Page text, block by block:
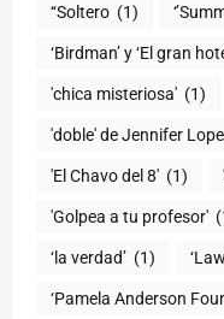
‘‘Soltero (1)
‘Birdman’ y ‘El gran
'chica misteriosa' (1)
'doble' de Jennifer
'El Chavo del 8' (1)
'Golpea a tu profesor'
‘la verdad’ (1)
‘Pamela Anderson